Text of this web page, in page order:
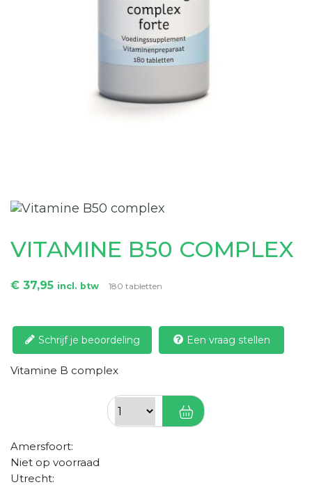
VITAMINE B50 COMPLEX
€ 37,95 incl. btw 180 tabletten
Schrijf je beoordeling Een vraag stellen
Vitamine B complex
Amersfoort:
Niet op voorraad
Utrecht: